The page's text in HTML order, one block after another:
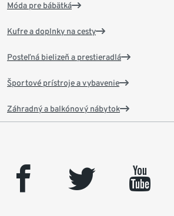
Móda pre bábätká
Kufre a doplnky na cesty
Posteľná bielizeň a prestieradlá
Športové prístroje a vybavenie
Záhradný a balkónový nábytok
facebook twitter youtube